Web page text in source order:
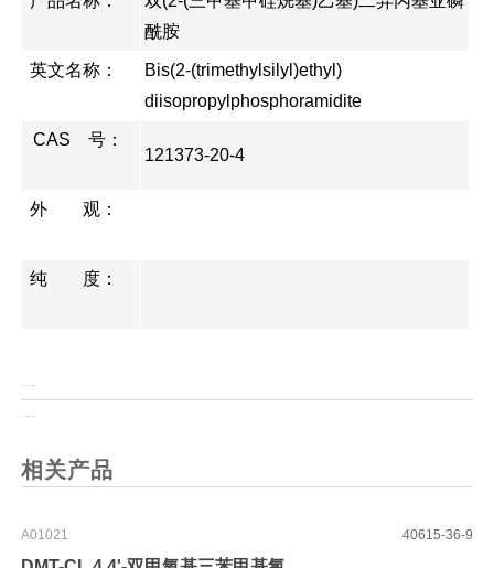
酰胺
英文名称：
Bis(2-(trimethylsilyl)ethyl)
diisopropylphosphoramidite
CAS 号：
121373-20-4
外 观：
纯 度：
相关产品
A01021 40615-36-9